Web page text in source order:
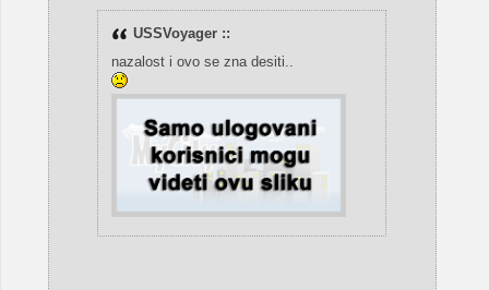
USSVoyager ::
nazalost i ovo se zna desiti..